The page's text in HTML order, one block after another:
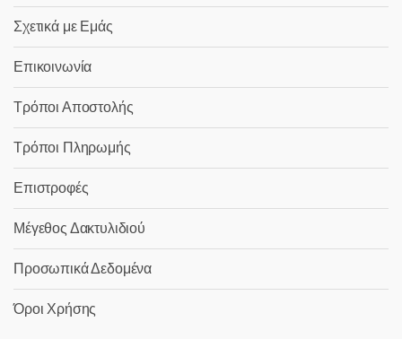
Σχετικά με Εμάς
Επικοινωνία
Τρόποι Αποστολής
Τρόποι Πληρωμής
Επιστροφές
Μέγεθος Δακτυλιδιού
Προσωπικά Δεδομένα
Όροι Χρήσης